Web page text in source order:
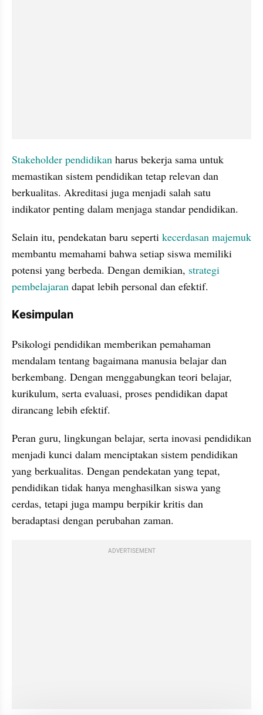
Stakeholder pendidikan harus bekerja sama untuk
memastikan sistem pendidikan tetap relevan dan
berkualitas. Akreditasi juga menjadi salah satu
indikator penting dalam menjaga standar pendidikan.
Selain itu, pendekatan baru seperti kecerdasan majemuk
membantu memahami bahwa setiap siswa memiliki
potensi yang berbeda. Dengan demikian, strategi
pembelajaran dapat lebih personal dan efektif.
Kesimpulan
Psikologi pendidikan memberikan pemahaman
mendalam tentang bagaimana manusia belajar dan
berkembang. Dengan menggabungkan teori belajar,
kurikulum, serta evaluasi, proses pendidikan dapat
dirancang lebih efektif.
Peran guru, lingkungan belajar, serta inovasi pendidikan
menjadi kunci dalam menciptakan sistem pendidikan
yang berkualitas. Dengan pendekatan yang tepat,
pendidikan tidak hanya menghasilkan siswa yang
cerdas, tetapi juga mampu berpikir kritis dan
beradaptasi dengan perubahan zaman.
ADVERTISEMENT